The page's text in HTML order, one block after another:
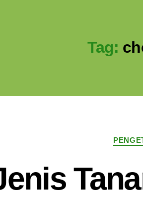
Tag: